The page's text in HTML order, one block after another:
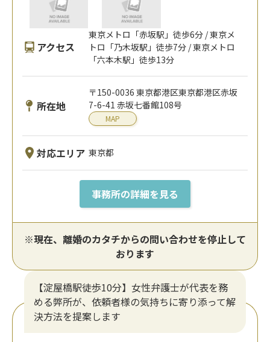
アクセス
東京メトロ「赤坂駅」徒歩6分 / 東京メ
トロ「乃木坂駅」徒歩7分 / 東京メトロ
「六本木駅」徒歩13分
所在地
〒150-0036 東京都港区東京都港区赤坂
7-6-41 赤坂七番館108号
MAP
対応エリア 東京都
事務所の詳細を見る
※現在、離婚のカタチからの問い合わせを停止して
おります
【淀屋橋駅徒歩10分】女性弁護士が代表を務
める弊所が、依頼者様の気持ちに寄り添って解
決方法を提案します